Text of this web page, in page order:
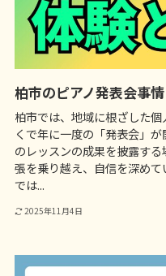
柏市のピアノ発表会事
柏市では、地域に根ざした
くで年に一度の「発表会」
のレッスンの成果を披露す
張を乗り越え、自信を深め
では...
2025年11月4日